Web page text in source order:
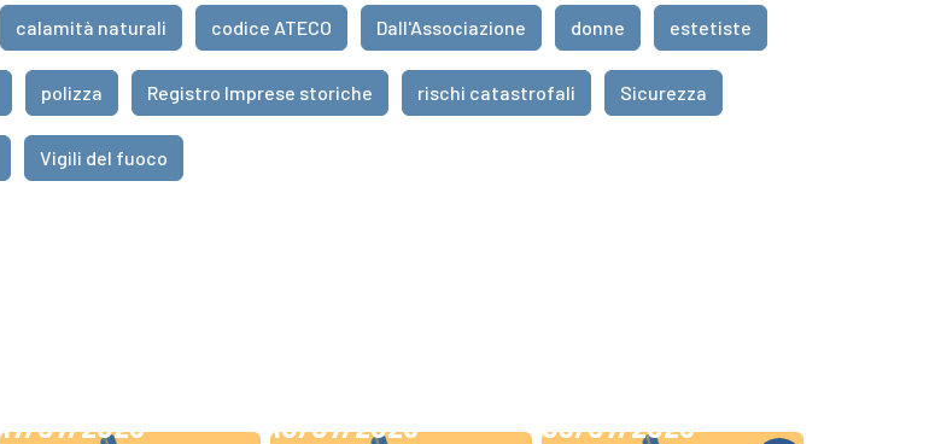
calamità naturali codice ATECO Dall'Associazione donne estetiste
polizza Registro Imprese storiche rischi catastrofali Sicurezza
Vigili del fuoco
17/07/2026 10/07/2026 03/07/2026